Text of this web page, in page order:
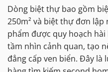
Dòng biệt thự bao gồm
250m² và biệt thự đơn lập
phẩm được quy hoạch
tầm nhìn cảnh quan, tạo
đẳng cấp ven biển. Đây là